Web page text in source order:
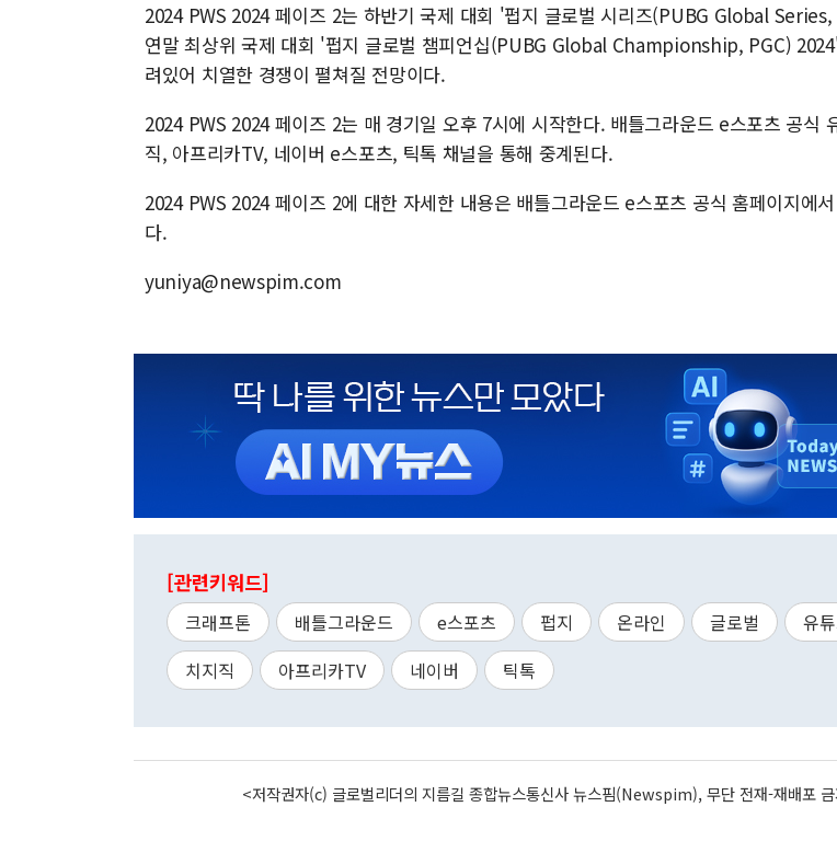
2024 PWS 2024 페이즈 2는 하반기 국제 대회 '펍지 글로벌 시리즈(PUBG Global Series,
연말 최상위 국제 대회 '펍지 글로벌 챔피언십(PUBG Global Championship, PGC)
려있어 치열한 경쟁이 펼쳐질 전망이다.
2024 PWS 2024 페이즈 2는 매 경기일 오후 7시에 시작한다. 배틀그라운드 e스포츠 공식
직, 아프리카TV, 네이버 e스포츠, 틱톡 채널을 통해 중계된다.
2024 PWS 2024 페이즈 2에 대한 자세한 내용은 배틀그라운드 e스포츠 공식 홈페이지에
다.
yuniya@newspim.com
[관련키워드]
크래프톤 배틀그라운드 e스포츠 펍지 온라인 글로벌
유
치지직
아프리카TV 네이버 틱톡
<저작권자(c) 글로벌리더의 지름길 종합뉴스통신사 뉴스핌(Newspim), 무단 전재-재배포